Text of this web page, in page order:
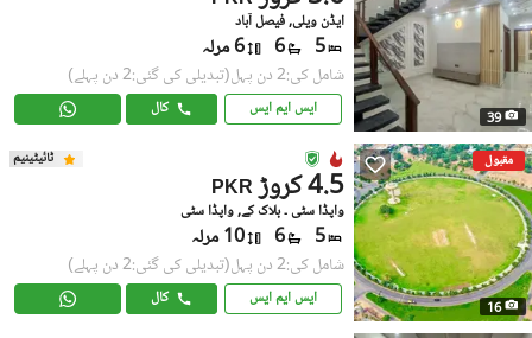
39
ایڈن ویلی, فیصل آباد
5
6 6 مرلہ
شامل کی:2 دن پہل (تبدیلی کی گئی:2 دن پہلے)
ایس ایم ایس کال
مقبول
16
ٹائیٹینیم
PKR 4.5 کروڑ
واپڈا سٹی ۔ بلاک کے, واپڈا سٹی
5
6 10 مرلہ
شامل کی:2 دن پہل (تبدیلی کی گئی:2 دن پہلے)
ایس ایم ایس کال